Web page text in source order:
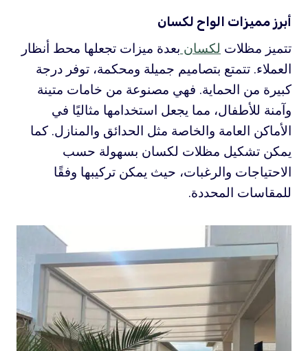
أبرز مميزات الواح لكسان
تتميز مظلات لكسان بعدة ميزات تجعلها محط أنظار
العملاء. تتمتع بتصاميم جميلة ومحكمة، توفر درجة
كبيرة من الحماية. فهي مصنوعة من خامات متينة
وآمنة للأطفال، مما يجعل استخدامها مثاليًا في
الأماكن العامة والخاصة مثل الحدائق والمنازل. كما
يمكن تشكيل مظلات لكسان بسهولة حسب
الاحتياجات والرغبات، حيث يمكن تركيبها وفقًا
للمقاسات المحددة.